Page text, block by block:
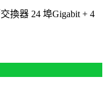
換器 24 埠Gigabit + 4